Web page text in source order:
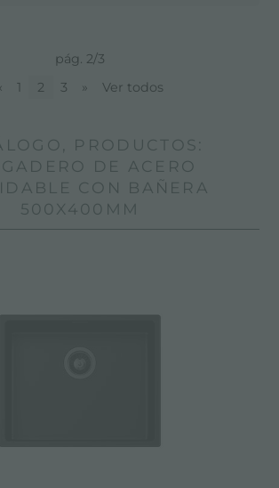
pág. 2/3
1 2 3 » Ver todos
PRODUCTOS:
DE ACERO
CON BAÑERA
500X400MM